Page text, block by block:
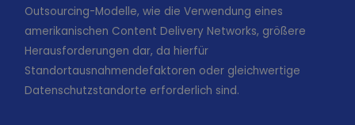
Outsourcing-Modelle, wie die Verwendung eines
amerikanischen Content Delivery Networks, größere
Herausforderungen dar, da hierfür
Standortausnahmendefaktoren oder gleichwertige
Datenschutzstandorte erforderlich sind.